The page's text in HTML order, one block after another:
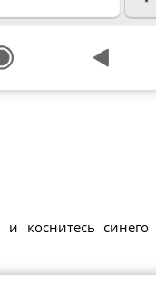
и коснитесь синего